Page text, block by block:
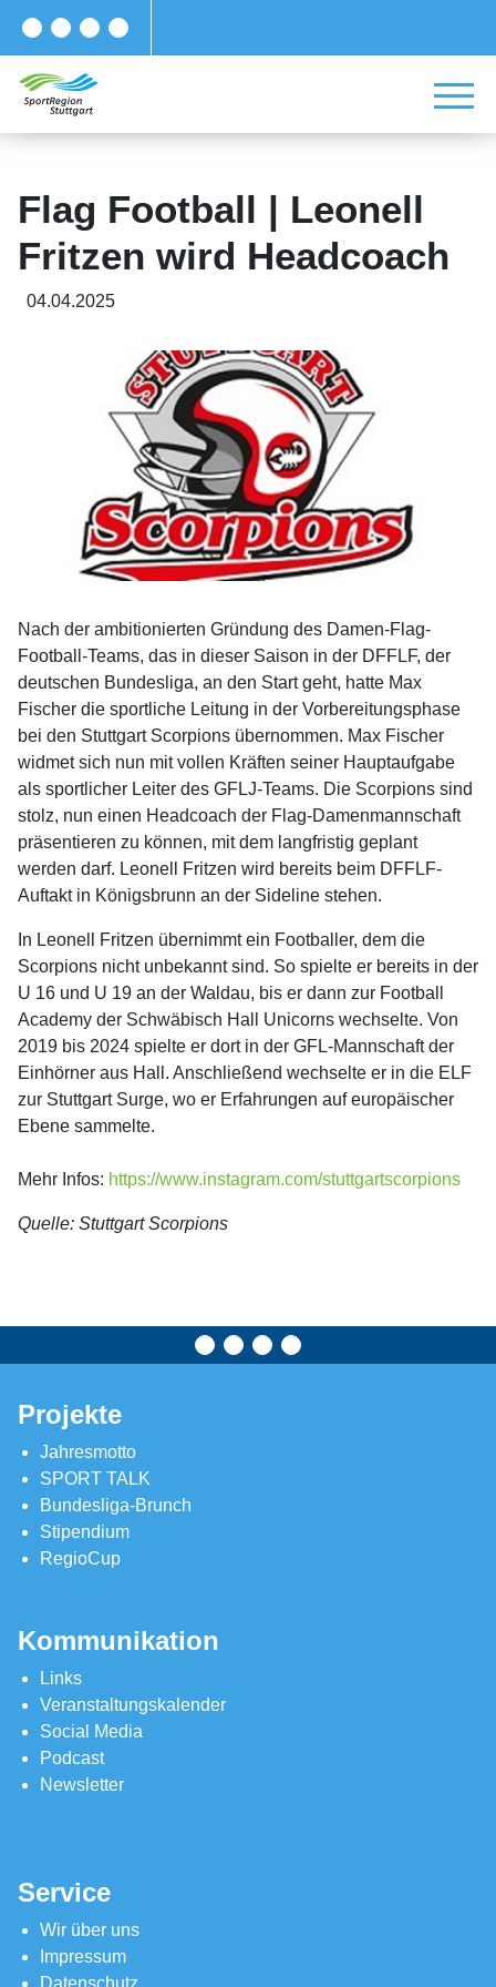
Flag Football | Leonell
Fritzen wird Headcoach
04.04.2025
Nach der ambitionierten Gründung des Damen-Flag-
Football-Teams, das in dieser Saison in der DFFLF, der
deutschen Bundesliga, an den Start geht, hatte Max
Fischer die sportliche Leitung in der Vorbereitungsphase
bei den Stuttgart Scorpions übernommen. Max Fischer
widmet sich nun mit vollen Kräften seiner Hauptaufgabe
als sportlicher Leiter des GFLJ-Teams. Die Scorpions sind
stolz, nun einen Headcoach der Flag-Damenmannschaft
präsentieren zu können, mit dem langfristig geplant
werden darf. Leonell Fritzen wird bereits beim DFFLF-
Auftakt in Königsbrunn an der Sideline stehen.
In Leonell Fritzen übernimmt ein Footballer, dem die
Scorpions nicht unbekannt sind. So spielte er bereits in der
U 16 und U 19 an der Waldau, bis er dann zur Football
Academy der Schwäbisch Hall Unicorns wechselte. Von
2019 bis 2024 spielte er dort in der GFL-Mannschaft der
Einhörner aus Hall. Anschließend wechselte er in die ELF
zur Stuttgart Surge, wo er Erfahrungen auf europäischer
Ebene sammelte.
Mehr Infos: https://www.instagram.com/stuttgartscorpions
Quelle: Stuttgart Scorpions
Projekte
Jahresmotto
SPORT TALK
Bundesliga-Brunch
Stipendium
RegioCup
Kommunikation
Links
Veranstaltungskalender
Social Media
Podcast
Newsletter
Service
Wir über uns
Impressum
Datenschutz